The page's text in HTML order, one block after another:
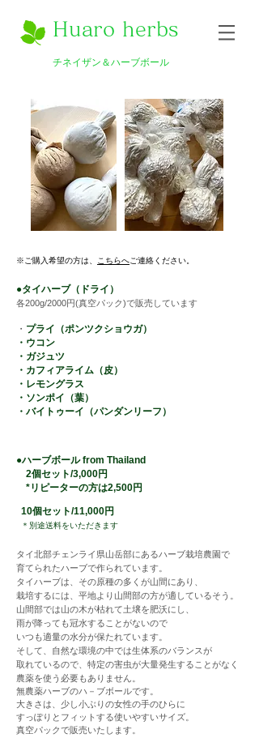
Huaro herbs
チネイザン＆ハーブボール
※ご購入希望の方は、 こちらへご連絡ください。
●タイハーブ（ドライ）
各200g/2000円(真空パック)で販売しています
・ プライ（ポンツクショウガ）
・ウコン
・ガジュツ
・カフィアライム（皮）
・レモングラス
・ソンポイ（葉）
・バイトゥーイ（パンダンリーフ）
●ハーブボールfrom Thailand
2個セット/3,000円
*リピーターの方は2,500円
10個セット/11,000円
＊別途送料をいただきます
タイ北部チェンライ県山岳部にあるハーブ栽培農園で
育てられたハーブで作られています。
タイハーブは、その原種の多くが山間にあり、
栽培するには、平地より山間部の方が適しているそう。
山間部では山の木が枯れて土壌を肥沃にし、
雨が降っても冠水することがないので
いつも適量の水分が保たれています。
そして、自然な環境の中では生体系のバランスが
取れているので、 特定の害虫が大量発生することがなく
農薬を使う必要もありません。
無農薬ハーブのハ－ブボールです。
大きさは、少し小ぶりの女性の手のひらに
すっぽりとフィットする使いやすいサイズ。
​真空パックで販売いたします。